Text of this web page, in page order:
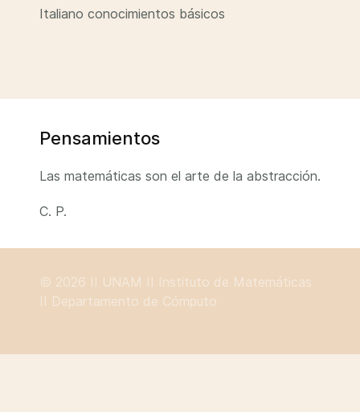
Italiano conocimientos básicos
Pensamientos
Las matemáticas son el arte de la abstracción.
C. P.
© 2026 II UNAM II Instituto de Matemáticas
II Departamento de Cómputo